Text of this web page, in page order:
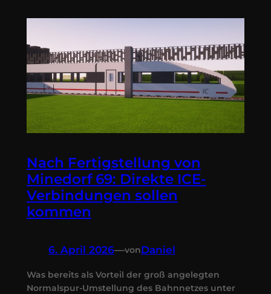
Nach Fertigstellung von
Minedorf 69: Direkte ICE-
Verbindungen sollen
kommen
6. April 2026—vonDaniel
Was bereits als Vorteil der groß angelegten
Normalspur-Umstellung des Bahnnetzes unter